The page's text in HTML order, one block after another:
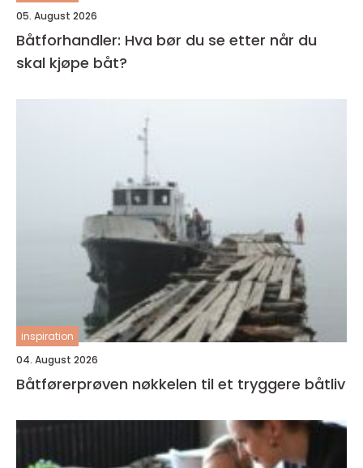
05. August 2026
Båtforhandler: Hva bør du se etter når du
skal kjøpe båt?
inspiration
04. August 2026
Båtførerprøven nøkkelen til et tryggere båtliv